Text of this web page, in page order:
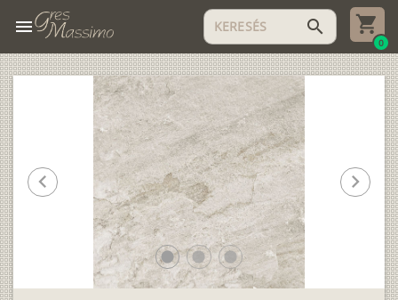
menu search
0
lens lens lens
chevron_left chevron_right